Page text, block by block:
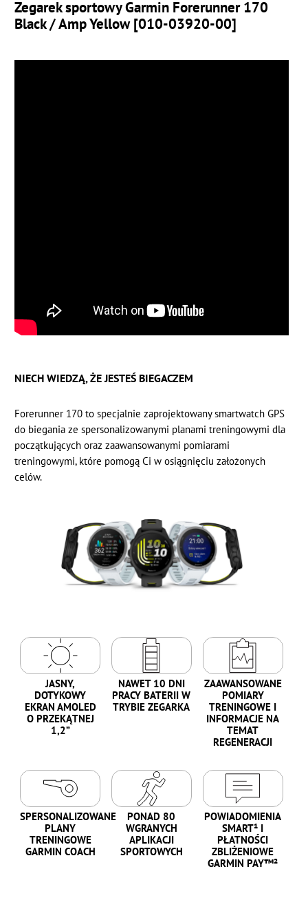
Zegarek sportowy Garmin Forerunner 170
Black / Amp Yellow [010-03920-00]
NIECH WIEDZĄ, ŻE JESTEŚ BIEGACZEM
Forerunner 170 to specjalnie zaprojektowany smartwatch GPS
do biegania ze spersonalizowanymi planami treningowymi dla
początkujących oraz zaawansowanymi pomiarami
treningowymi, które pomogą Ci w osiągnięciu założonych
celów.
JASNY,
DOTYKOWY
EKRAN AMOLED
O PRZEKĄTNEJ
1,2”
NAWET 10 DNI
PRACY BATERII W
TRYBIE ZEGARKA
ZAAWANSOWANE
POMIARY
TRENINGOWE I
INFORMACJE NA
TEMAT
REGENERACJI
SPERSONALIZOWANE
PLANY
TRENINGOWE
GARMIN COACH
PONAD 80
WGRANYCH
APLIKACJI
SPORTOWYCH
POWIADOMIENIA
SMART¹ I
PŁATNOŚCI
ZBLIŻENIOWE
GARMIN PAY™²